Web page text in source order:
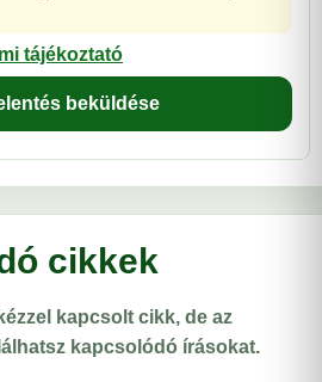
tájékoztató
beküldése
cikkek
kapcsolt cikk, de az
kapcsolódó írásokat.